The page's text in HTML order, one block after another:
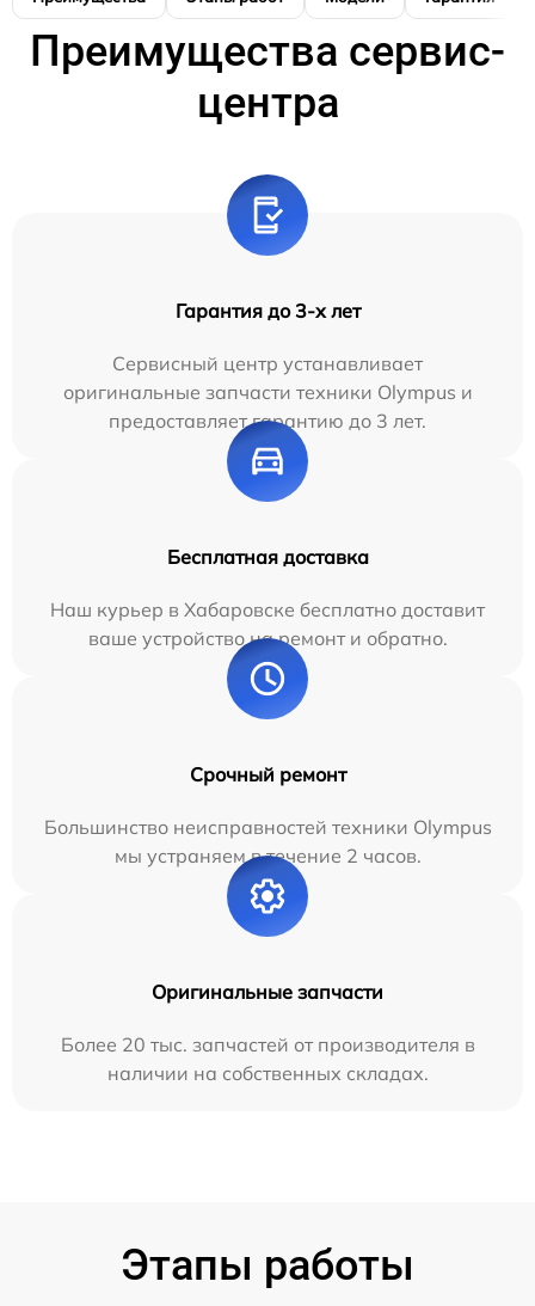
Преимущества сервис-
центра
Гарантия до 3-х лет
Сервисный центр устанавливает
оригинальные запчасти техники Olympus и
предоставляет гарантию до 3 лет.
Бесплатная доставка
Наш курьер в Хабаровске бесплатно доставит
ваше устройство на ремонт и обратно.
Срочный ремонт
Большинство неисправностей техники Olympus
мы устраняем в течение 2 часов.
Оригинальные запчасти
Более 20 тыс. запчастей от производителя в
наличии на собственных складах.
Этапы работы